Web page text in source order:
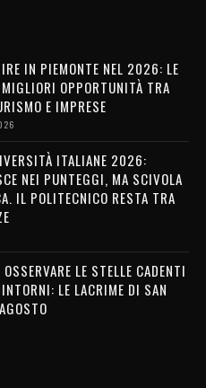
IN PIEMONTE NEL 2026: LE
MIGLIORI OPPORTUNITÀ TRA
E IMPRESE
ITALIANE 2026:
NEI PUNTEGGI, MA SCIVOLA
IL POLITECNICO RESTA TRA
OSSERVARE LE STELLE CADENTI
LE LACRIME DI SAN